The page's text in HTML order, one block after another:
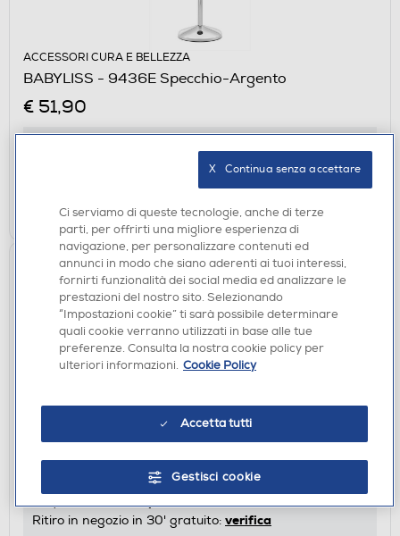
ACCESSORI CURA E BELLEZZA
BABYLISS - 9436E Specchio-Argento
€ 51,90
Ritiro in negozio in 30' gratuito: verifica
AGGIUNGI
€ 27,90
Ritiro in negozio in 30' gratuito: verifica
Ci serviamo di queste tecnologie, anche di terze
parti, per offrirti una migliore esperienza di
navigazione, per personalizzare contenuti ed
annunci in modo che siano aderenti ai tuoi interessi,
fornirti funzionalità dei social media ed analizzare le
prestazioni del nostro sito. Selezionando
“Impostazioni cookie” ti sarà possibile determinare
quali cookie verranno utilizzati in base alle tue
preferenze. Consulta la nostra cookie policy per
ulteriori informazioni. Cookie Policy
Accetta tutti
Gestisci cookie
X   Continua senza accettare